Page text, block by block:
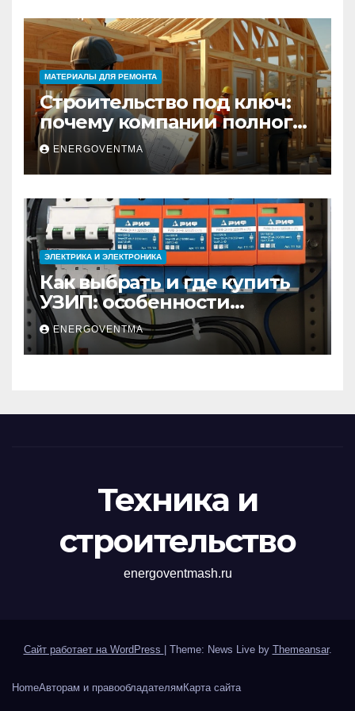
МАТЕРИАЛЫ ДЛЯ РЕМОНТА
Строительство под ключ:
почему компании полного
цикла меняют рынок
недвижимости
ENERGOVENTMA
ЭЛЕКТРИКА И ЭЛЕКТРОНИКА
Как выбрать и где купить
УЗИП: особенности
устройств защиты от
импульсных
перенапряжений
ENERGOVENTMA
Техника и
строительство
energoventmash.ru
Сайт работает на WordPress Theme: News Live by Themeansar.
HomeАвторам и правообладателям Карта сайта